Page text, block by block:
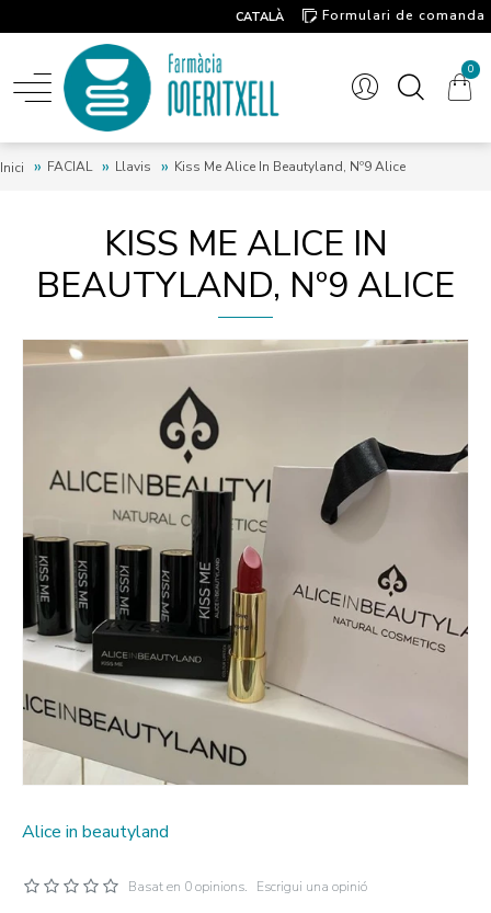
CATALÀ
Formulari de comanda
0
Inici FACIAL Llavis Kiss Me Alice In Beautyland, Nº9 Alice
KISS ME ALICE IN
BEAUTYLAND, Nº9 ALICE
Alice in beautyland
Basat en 0 opinions. Escrigui una opinió